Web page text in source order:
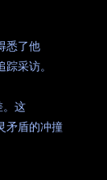
悉了他
采访。
。这
矛盾的冲撞